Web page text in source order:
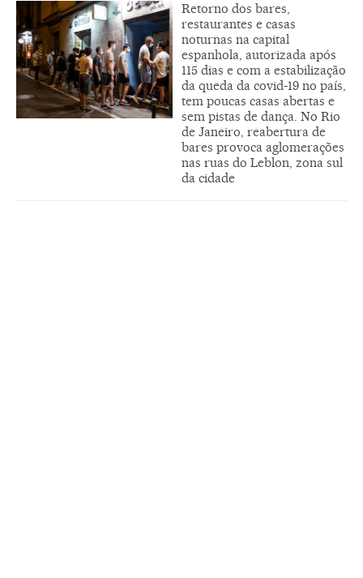
Retorno dos bares,
restaurantes e casas
noturnas na capital
espanhola, autorizada após
115 dias e com a estabilização
da queda da covid-19 no país,
tem poucas casas abertas e
sem pistas de dança. No Rio
de Janeiro, reabertura de
bares provoca aglomerações
nas ruas do Leblon, zona sul
da cidade